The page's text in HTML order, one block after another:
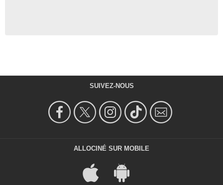
SUIVEZ-NOUS
ALLOCINÉ SUR MOBILE